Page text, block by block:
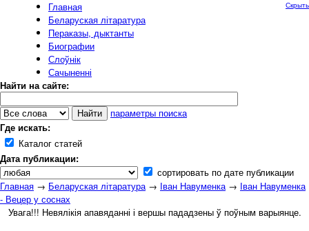
Главная
Беларуская літаратура
Пераказы, дыктанты
Биографии
Слоўнік
Сачыненні
Найти на сайте:
параметры поиска
Где искать:
Каталог статей
Дата публикации:
сортировать по дате публикации
Скрыть
Главная → Беларуская літаратура→ Іван Навуменка→ Іван Навуменка
- Вецер у соснах
Увага!!! Невялікія апавяданні і вершы пададзены ў поўным варыянце.